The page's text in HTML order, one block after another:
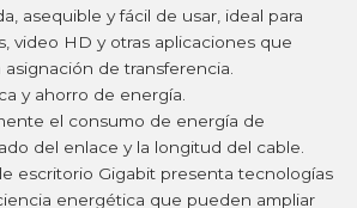
asequible y fácil de usar, ideal para
video HD y otras aplicaciones que
de transferencia.
y ahorro de energía.
el consumo de energía de
del enlace y la longitud del cable.
escritorio Gigabit presenta tecnologías
energética que pueden ampliar